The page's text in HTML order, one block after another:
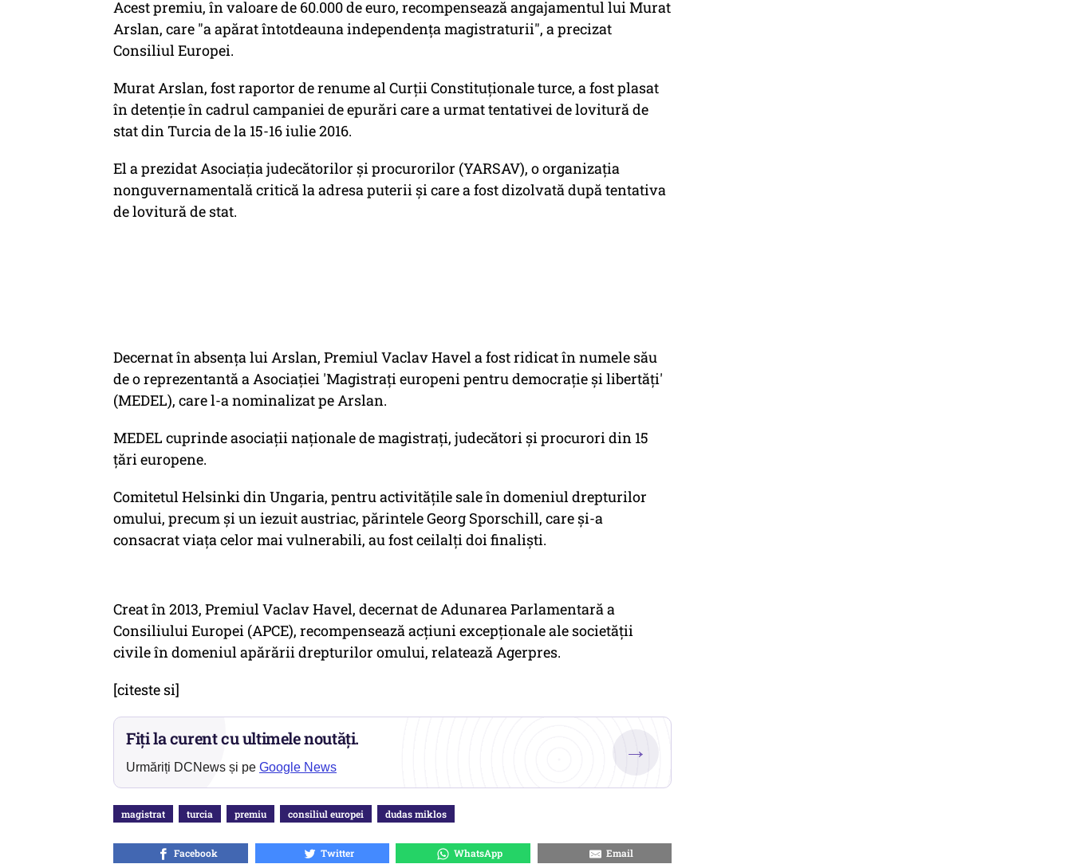
Acest premiu, în valoare de 60.000 de euro, recompensează angajamentul lui Murat
Arslan, care "a apărat întotdeauna independența magistraturii", a precizat
Consiliul Europei.
Murat Arslan, fost raportor de renume al Curții Constituționale turce, a fost plasat
în detenție în cadrul campaniei de epurări care a urmat tentativei de lovitură de
stat din Turcia de la 15-16 iulie 2016.
El a prezidat Asociația judecătorilor și procurorilor (YARSAV), o organizația
nonguvernamentală critică la adresa puterii și care a fost dizolvată după tentativa
de lovitură de stat.
Decernat în absența lui Arslan, Premiul Vaclav Havel a fost ridicat în numele său
de o reprezentantă a Asociației 'Magistrați europeni pentru democrație și libertăți'
(MEDEL), care l-a nominalizat pe Arslan.
MEDEL cuprinde asociații naționale de magistrați, judecători și procurori din 15
țări europene.
Comitetul Helsinki din Ungaria, pentru activitățile sale în domeniul drepturilor
omului, precum și un iezuit austriac, părintele Georg Sporschill, care și-a
consacrat viața celor mai vulnerabili, au fost ceilalți doi finaliști.
Creat în 2013, Premiul Vaclav Havel, decernat de Adunarea Parlamentară a
Consiliului Europei (APCE), recompensează acțiuni excepționale ale societății
civile în domeniul apărării drepturilor omului, relatează Agerpres.
[citeste si]
Fiți la curent cu ultimele noutăți.
Urmăriți DCNews și pe Google News
→
magistrat turcia premiu consiliul europei dudas miklos
Facebook Twitter WhatsApp Email